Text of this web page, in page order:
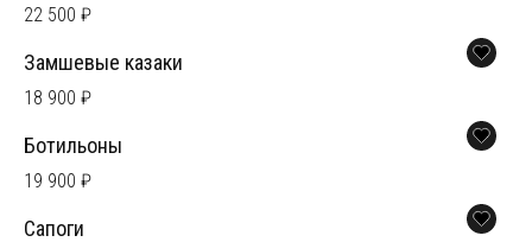
22 500 ₽
Замшевые казаки
18 900 ₽
Ботильоны
19 900 ₽
Сапоги